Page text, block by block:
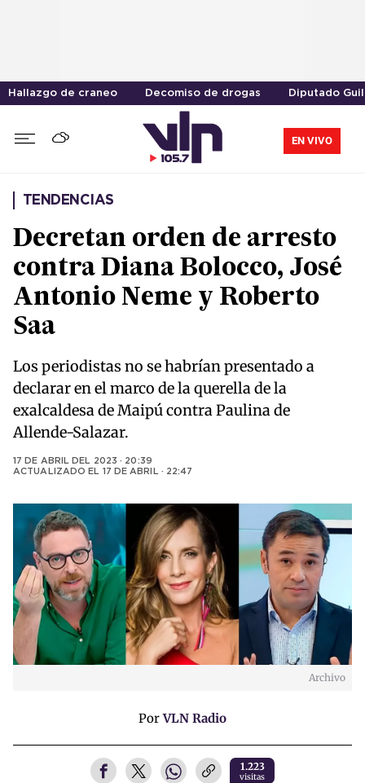
Hallazgo de craneo Decomiso de drogas Diputado
EN VIVO
TENDENCIAS
Decretan orden de arresto
contra Diana Bolocco, José
Antonio Neme y Roberto
Saa
Los periodistas no se habrían presentado a
declarar en el marco de la querella de la
exalcaldesa de Maipú contra Paulina de
Allende-Salazar.
17 DE ABRIL DEL 2023 · 20:39
ACTUALIZADO EL 17 DE ABRIL · 22:47
Archivo
PorVLN Radio
1.223
visitas